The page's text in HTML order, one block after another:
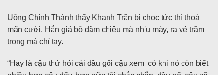
Uông Chính Thành thấy Khanh Trần bị chọc tức thì thoả
mãn cười. Hắn giả bộ đăm chiêu mà nhíu mày, ra vẻ trầm
trọng mà chỉ tay.
“Hay là cậu thử hỏi cái đầu gối cậu xem, có khi nó còn biết